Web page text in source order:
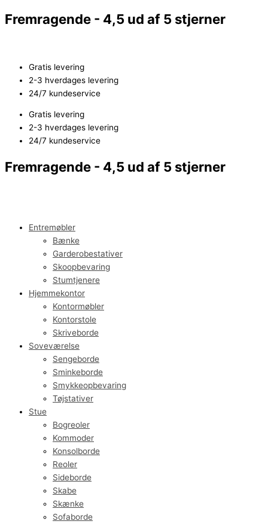
til
Fremragende - 4,5 ud af 5 stjerner
Gratis levering
2-3 hverdages levering
24/7 kundeservice
Gratis levering
2-3 hverdages levering
24/7 kundeservice
Fremragende - 4,5 ud af 5 stjerner
Entremøbler
Bænke
Garderobestativer
Skoopbevaring
Stumtjenere
Hjemmekontor
Kontormøbler
Kontorstole
Skriveborde
Soveværelse
Sengeborde
Sminkeborde
Smykkeopbevaring
Tøjstativer
Stue
Bogreoler
Kommoder
Konsolborde
Reoler
Sideborde
Skabe
Skænke
Sofaborde
med